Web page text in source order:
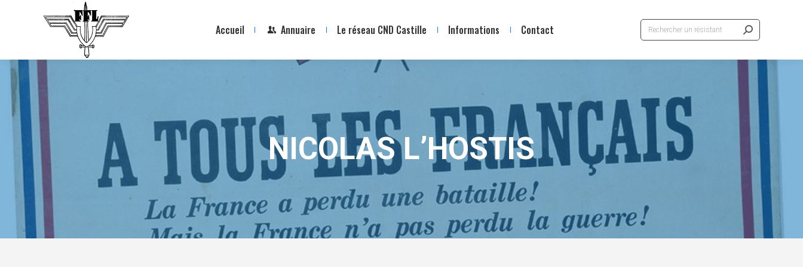
Accueil Annuaire Le réseau CND Castille Informations Contact
Recherche
:
NICOLAS L’HOSTIS